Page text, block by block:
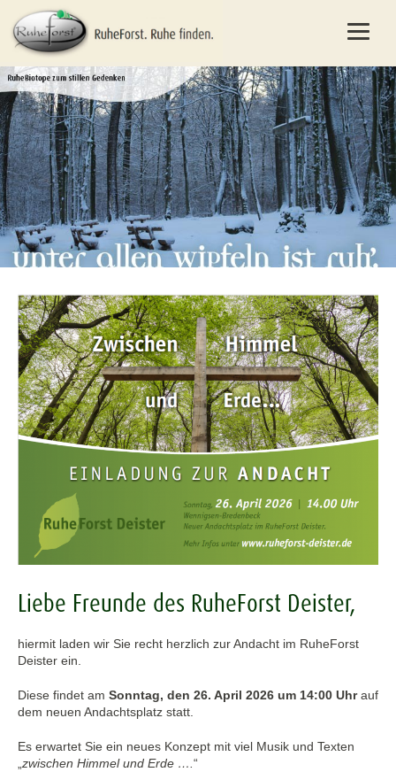
Liebe Freunde des RuheForst Deister,
hiermit laden wir Sie recht herzlich zur Andacht im RuheForst
Deister ein.
Diese findet am Sonntag, den 26. April 2026 um 14:00 Uhrauf
dem neuen Andachtsplatz statt.
Es erwartet Sie ein neues Konzept mit viel Musik und Texten
„zwischen Himmel und Erde ….“